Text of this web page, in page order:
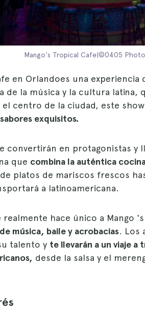
Mango's Tropical Cafe|©0405
en Orlandoes una
de la música y la cultura latina,
el centro de la ciudad, este
exquisitos.
convertirán en protagonistas y
que combina la auténtica
platos de mariscos frescos
a latinoamericana.
hace único a Mango
música, baile y acrobacias. Los
talento y te llevarán a un viaje
desde la salsa y el